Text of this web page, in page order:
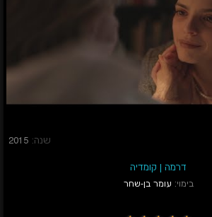
שנה: 2015
דרמה | קומדיה
בימוי: עומר בן-שחר